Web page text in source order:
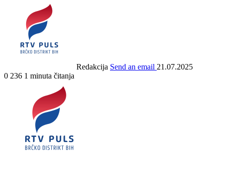
Redakcija Send an email 21.07.2025
0 236 1 minuta čitanja